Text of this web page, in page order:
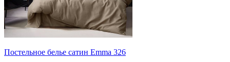
Постельное белье сатин Emma 326